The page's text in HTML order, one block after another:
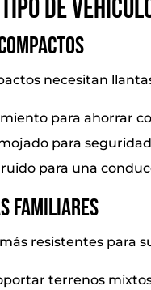
de
necesitan
para ahorrar
para
para una
familiares
resistentes para
terrenos